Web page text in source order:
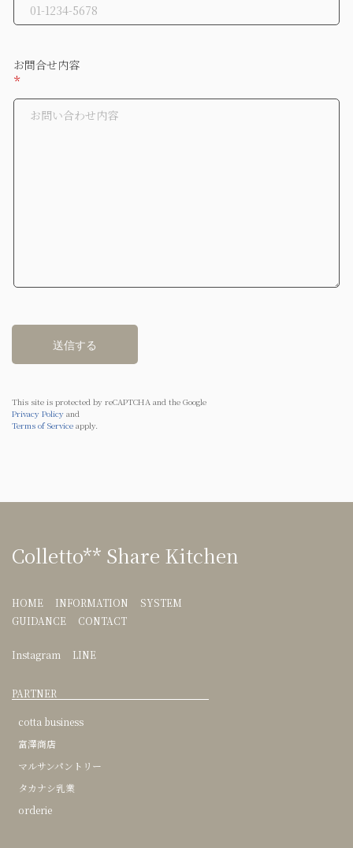
お問合せ内容
*
This site is protected by reCAPTCHA and the Google
Privacy Policy and
Terms of Service apply.
Colletto** Share Kitchen
HOME INFORMATION
SYSTEM
GUIDANCE
CONTACT
Instagram LINE
PARTNER
cotta business
富澤商店
マルサンパントリー
タカナシ乳業
orderie